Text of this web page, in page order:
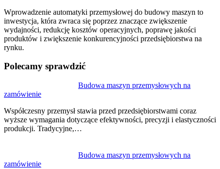
Wprowadzenie automatyki przemysłowej do budowy maszyn to
inwestycja, która zwraca się poprzez znaczące zwiększenie
wydajności, redukcję kosztów operacyjnych, poprawę jakości
produktów i zwiększenie konkurencyjności przedsiębiorstwa na
rynku.
Polecamy sprawdzić
Budowa maszyn przemysłowych na
zamówienie
Współczesny przemysł stawia przed przedsiębiorstwami coraz
wyższe wymagania dotyczące efektywności, precyzji i elastyczności
produkcji. Tradycyjne,…
Budowa maszyn przemysłowych na
zamówienie
wpisu